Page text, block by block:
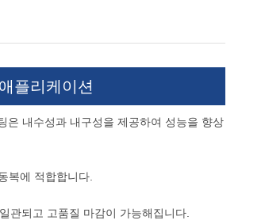
애플리케이션
은 내수성과 내구성을 제공하여 성능을 향상
복에 적합합니다.
관되고 고품질 마감이 가능해집니다.